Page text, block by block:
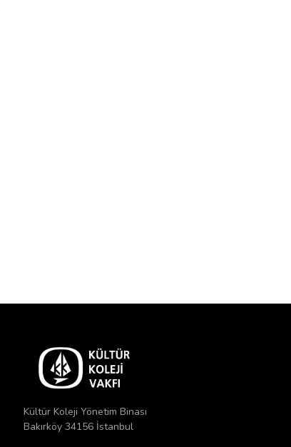
Kültür Koleji Yönetim Binası
Bakırköy 34156 İstanbul